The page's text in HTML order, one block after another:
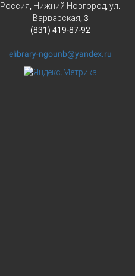
Россия, Нижний Новгород, ул.
Варварская, 3
(831) 419-87-92
elibrary-ngounb@yandex.ru